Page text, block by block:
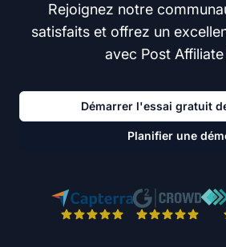
Rejoignez notre
satisfaits et offrez un
avec Post
Démarrer l'essai gratuit
Planifier une